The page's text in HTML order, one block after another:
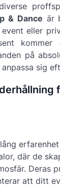
& Dance är
eller
kommer
på
sig
där de
Deras
att ditt